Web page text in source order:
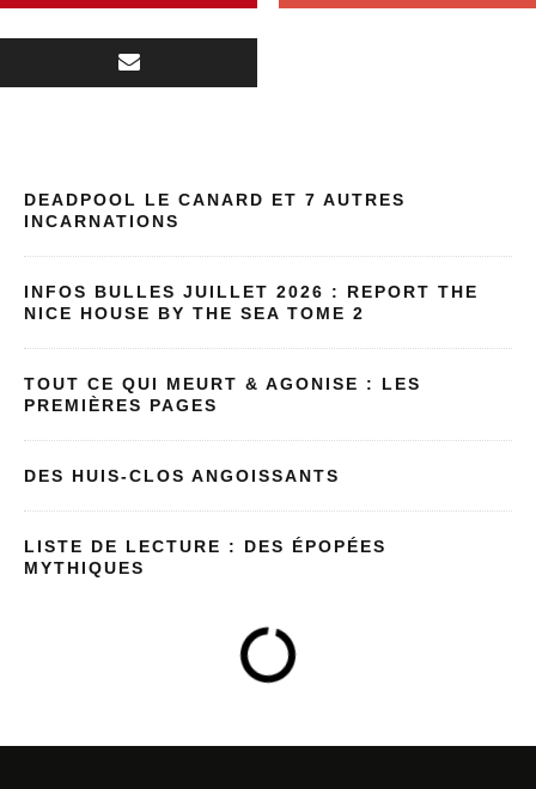
DEADPOOL LE CANARD ET 7 AUTRES
INCARNATIONS
INFOS BULLES JUILLET 2026 : REPORT THE
NICE HOUSE BY THE SEA TOME 2
TOUT CE QUI MEURT & AGONISE : LES
PREMIÈRES PAGES
DES HUIS-CLOS ANGOISSANTS
LISTE DE LECTURE : DES ÉPOPÉES
MYTHIQUES